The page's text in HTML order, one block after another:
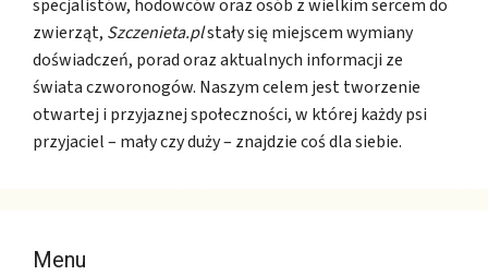
specjalistów, hodowców oraz osób z wielkim sercem do
zwierząt, Szczenieta.plstały się miejscem wymiany
doświadczeń, porad oraz aktualnych informacji ze
świata czworonogów. Naszym celem jest tworzenie
otwartej i przyjaznej społeczności, w której każdy psi
przyjaciel – mały czy duży – znajdzie coś dla siebie.
Menu